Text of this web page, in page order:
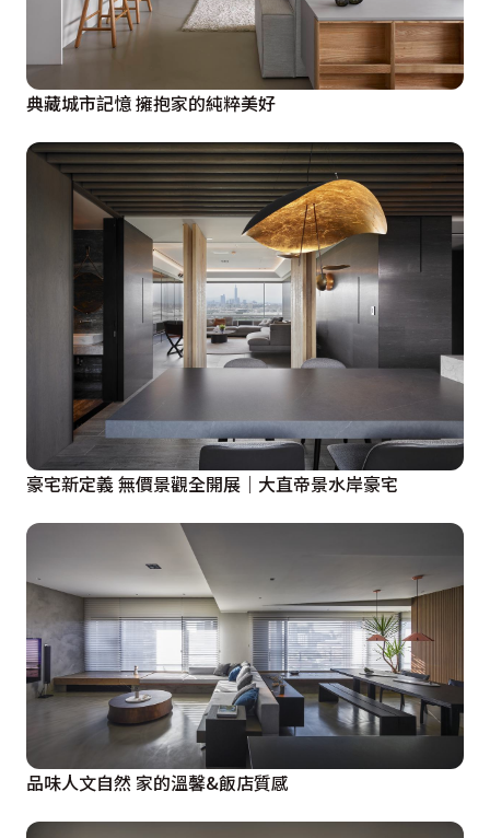
典藏城市記憶 擁抱家的純粹美好
豪宅新定義 無價景觀全開展｜大直帝景水岸豪宅
品味人文自然 家的溫馨&飯店質感